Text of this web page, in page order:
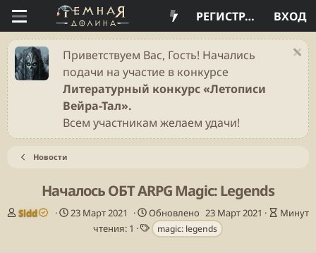
ВХОД
РЕГИСТРАЦИЯ
Приветствуем Вас, Гость! Начались
подачи на участие в конкурсе
Литературный конкурс «Летописи
Вейра-Тал».
Всем участникам желаем удачи!
Новости
Началось ОБТ ARPG Magic: Legends
А
Sidd
Д
23 Март 2021 Обновлено 23 Март 2021
В
Минут
чтения: 1
Т
е
magic: legends